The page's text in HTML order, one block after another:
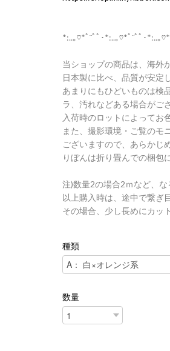
*:..｡♡*ﾟ¨ﾟﾟ･*:..｡♡*ﾟ¨ﾟﾟ･*:..｡
当ショップの商品は、海外
日本製に比べ、品質が安定
あまりにもひどいものは検
ラ、汚れなどある場合がご
入荷時のロットによってお
また、撮影環境・ご覧のモ
ございますので、あらかじ
りぼんは折り畳んでの梱包
注)数量2の場合2ｍなど、
以上購入時は、途中で繋ぎ
その場合、少し長めにカッ
種類
数量